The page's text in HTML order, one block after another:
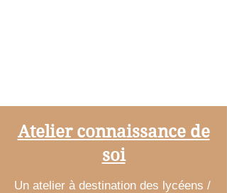
Atelier connaissance de
soi
Un atelier à destination des lycéens /